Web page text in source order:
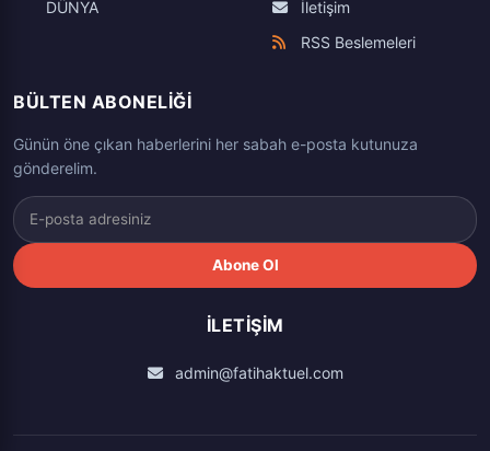
DÜNYA
İletişim
RSS Beslemeleri
BÜLTEN ABONELIĞI
Günün öne çıkan haberlerini her sabah e-posta kutunuza
gönderelim.
Abone Ol
İLETIŞIM
admin@fatihaktuel.com